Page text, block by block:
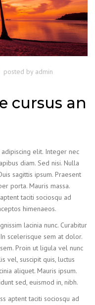
posted by admin
cursus an
elit. Integer nec
diam. Sed nisi. Nulla
sagittis ipsum. Praesent
porta. Mauris massa.
taciti sociosqu ad
himenaeos.
lacinia nunc. Curabitur
scelerisque sem at dolor.
Proin ut ligula vel nunc
vel, suscipit quis, luctus
aliquet. Mauris ipsum.
sed, euismod in, nibh.
aptent taciti sociosqu ad